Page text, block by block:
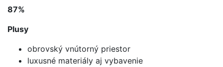
87%
Plusy
obrovský vnútorný priestor
luxusné materiály aj vybavenie